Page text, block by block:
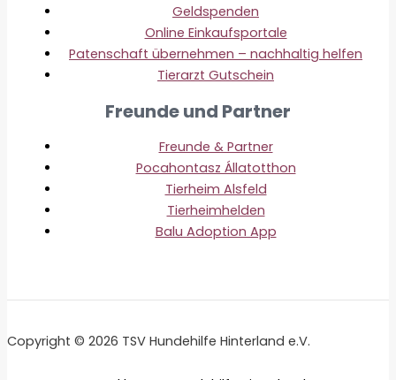
Geldspenden
Online Einkaufsportale
Patenschaft übernehmen – nachhaltig helfen
Tierarzt Gutschein
Freunde und Partner
Freunde & Partner
Pocahontasz Állatotthon
Tierheim Alsfeld
Tierheimhelden
Balu Adoption App
Copyright © 2026 TSV Hundehilfe Hinterland e.V.